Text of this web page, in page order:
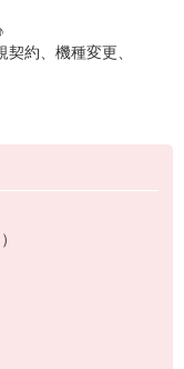
、受付
・検査
ステ
材紹介
件
約、機種変更、
ソフトバンク)など
など格安スマホまで幅